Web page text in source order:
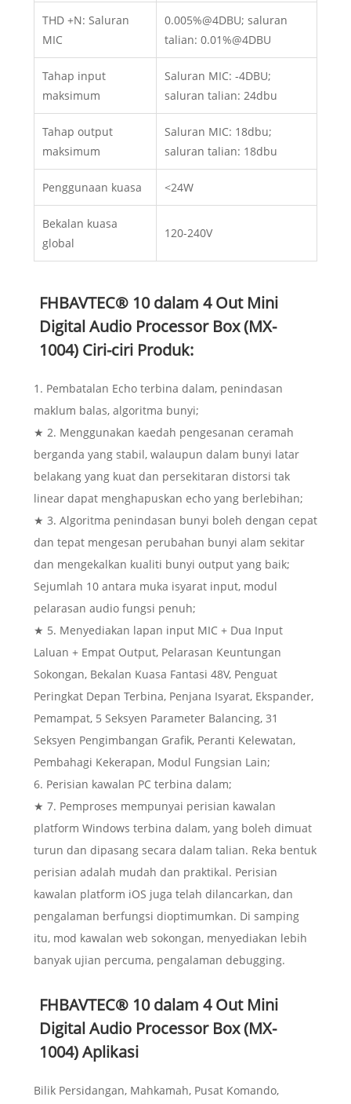
THD +N: Saluran
MIC
0.005%@4DBU; saluran
talian: 0.01%@4DBU
Tahap input
maksimum
Saluran MIC: -4DBU;
saluran talian: 24dbu
Tahap output
maksimum
Saluran MIC: 18dbu;
saluran talian: 18dbu
Penggunaan kuasa <24W
Bekalan kuasa
global
120-240V
FHBAVTEC® 10 dalam 4 Out Mini
Digital Audio Processor Box (MX-
1004) Ciri-ciri Produk:
1. Pembatalan Echo terbina dalam, penindasan
maklum balas, algoritma bunyi;
★ 2. Menggunakan kaedah pengesanan ceramah
berganda yang stabil, walaupun dalam bunyi latar
belakang yang kuat dan persekitaran distorsi tak
linear dapat menghapuskan echo yang berlebihan;
★ 3. Algoritma penindasan bunyi boleh dengan cepat
dan tepat mengesan perubahan bunyi alam sekitar
dan mengekalkan kualiti bunyi output yang baik;
Sejumlah 10 antara muka isyarat input, modul
pelarasan audio fungsi penuh;
★ 5. Menyediakan lapan input MIC + Dua Input
Laluan + Empat Output, Pelarasan Keuntungan
Sokongan, Bekalan Kuasa Fantasi 48V, Penguat
Peringkat Depan Terbina, Penjana Isyarat, Ekspander,
Pemampat, 5 Seksyen Parameter Balancing, 31
Seksyen Pengimbangan Grafik, Peranti Kelewatan,
Pembahagi Kekerapan, Modul Fungsian Lain;
6. Perisian kawalan PC terbina dalam;
★ 7. Pemproses mempunyai perisian kawalan
platform Windows terbina dalam, yang boleh dimuat
turun dan dipasang secara dalam talian. Reka bentuk
perisian adalah mudah dan praktikal. Perisian
kawalan platform iOS juga telah dilancarkan, dan
pengalaman berfungsi dioptimumkan. Di samping
itu, mod kawalan web sokongan, menyediakan lebih
banyak ujian percuma, pengalaman debugging.
FHBAVTEC® 10 dalam 4 Out Mini
Digital Audio Processor Box (MX-
1004) Aplikasi
Bilik Persidangan, Mahkamah, Pusat Komando,